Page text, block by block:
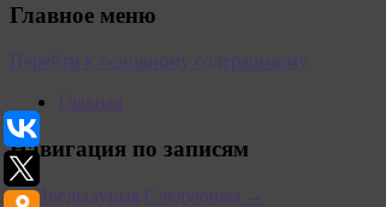
Главное меню
Перейти к основному содержимому
Главная
Навигация по записям
←Предыдущая Следующая →